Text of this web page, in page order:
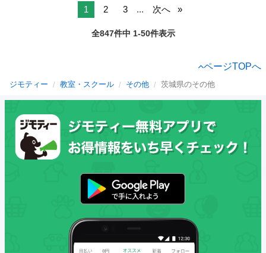
1 2 3 ... 次へ
全847件中 1-50件表示
ページTOPへ
ジモティー 教室・スクール その他 茨城県のその他